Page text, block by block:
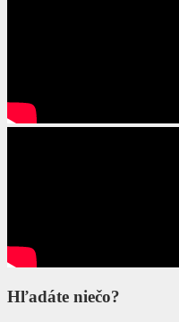
Hľadáte niečo?